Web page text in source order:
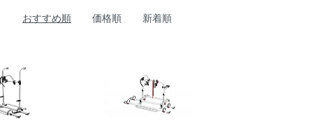
おすすめ順 価格順 新着順